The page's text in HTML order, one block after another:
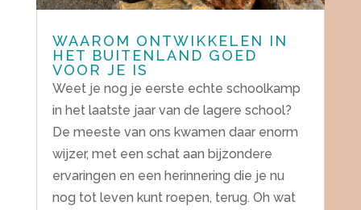
WAAROM ONTWIKKELEN IN
HET BUITENLAND GOED
VOOR JE IS
Weet je nog je eerste echte schoolkamp
in het laatste jaar van de lagere school?
De meeste van ons kwamen daar enorm
wijzer, met een schat aan bijzondere
ervaringen en een herinnering die je nu
nog tot leven kunt roepen, terug. Oh wat